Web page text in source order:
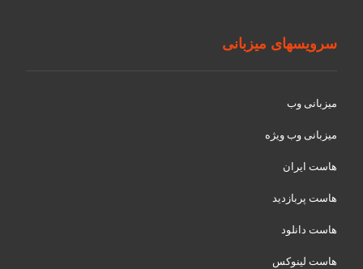
سرویسهای میزبانی
میزبانی وب
میزبانی وب ویژه
هاست ایران
هاست پربازدید
هاست دانلود
هاست لینوکس